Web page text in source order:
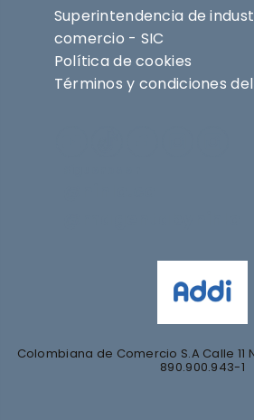
Superintendencia de
comercio - SIC
Política de cookies
Términos y condiciones
Colombiana de Comercio S.A Calle 11
890.900.943-1